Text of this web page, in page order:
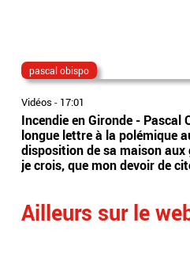
pascal obispo
Vidéos - 17:01
Incendie en Gironde - Pascal
longue lettre à la polémique
disposition de sa maison
je crois, que mon devoir de
Ailleurs sur le